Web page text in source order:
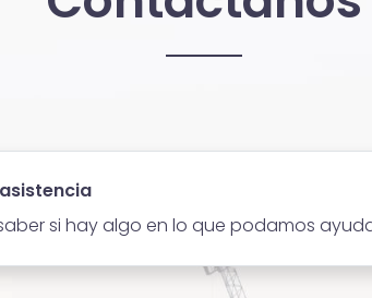
si hay algo en lo que podamos